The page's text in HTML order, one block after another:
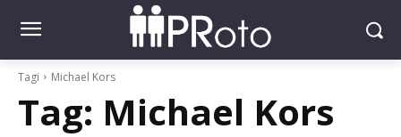
Tagi Michael Kors
Tag: Michael Kors